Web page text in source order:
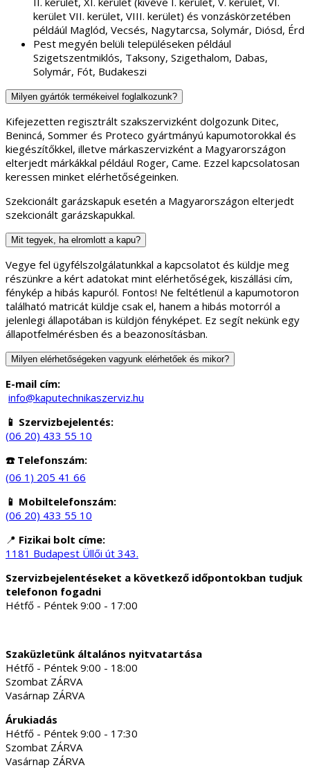
kerület VII. kerület, VIII. kerület) és vonzáskörzetében
példáúl Maglód, Vecsés, Nagytarcsa, Solymár, Diósd, Érd
Pest megyén belüli településeken például
Szigetszentmiklós, Taksony, Szigethalom, Dabas,
Solymár, Fót, Budakeszi
Milyen gyártók termékeivel foglalkozunk?
Kifejezetten regisztrált szakszervizként dolgozunk Ditec,
Benincá, Sommer és Proteco gyártmányú kapumotorokkal és
kiegészítőkkel, illetve márkaszervizként a Magyarországon
elterjedt márkákkal például Roger, Came. Ezzel kapcsolatosan
keressen minket elérhetőségeinken.
Szekcionált garázskapuk esetén a Magyarországon elterjedt
szekcionált garázskapukkal.
Mit tegyek, ha elromlott a kapu?
Vegye fel ügyfélszolgálatunkkal a kapcsolatot és küldje meg
részünkre a kért adatokat mint elérhetőségek, kiszállási cím,
fénykép a hibás kapuról. Fontos! Ne feltétlenül a kapumotoron
található matricát küldje csak el, hanem a hibás motorról a
jelenlegi állapotában is küldjön fényképet. Ez segít nekünk egy
állapotfelmérésben és a beazonosításban.
Milyen elérhetőségeken vagyunk elérhetőek és mikor?
E-mail cím:
info@kaputechnikaszerviz.hu
📱 Szervizbejelentés:
(06 20) 433 55 10
☎️ Telefonszám:
(06 1) 205 41 66
📱 Mobiltelefonszám:
(06 20) 433 55 10
📍 Fizikai bolt címe:
1181 Budapest Üllői út 343.
Szervizbejelentéseket a következő időpontokban tudjuk
telefonon fogadni
Hétfő - Péntek 9:00 - 17:00
Szaküzletünk általános nyitvatartása
Hétfő - Péntek 9:00 - 18:00
Szombat ZÁRVA
Vasárnap ZÁRVA
Árukiadás
Hétfő - Péntek 9:00 - 17:30
Szombat ZÁRVA
Vasárnap ZÁRVA